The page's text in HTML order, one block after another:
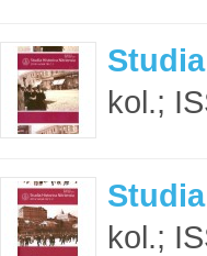
kol.;
kol.;